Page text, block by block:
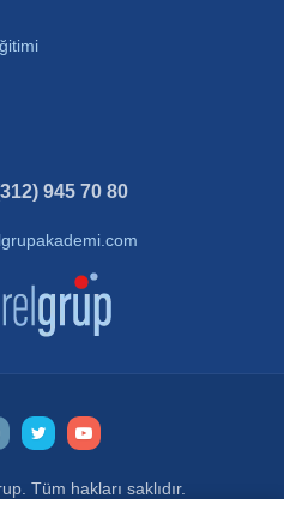
945 70 80
Tüm hakları saklıdır.